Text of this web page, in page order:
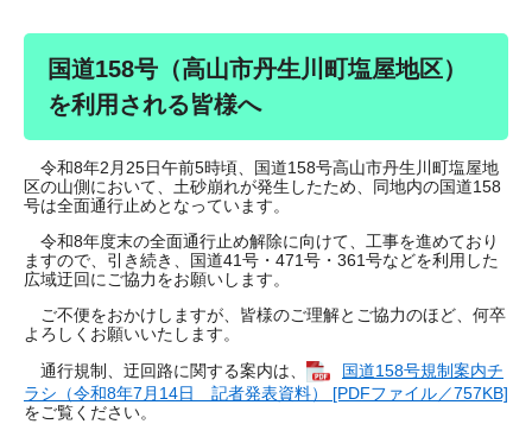
国道158号（高山市丹生川町塩屋地区）
を利用される皆様へ
令和8年2月25日午前5時頃、国道158号高山市丹生川町塩屋地
区の山側において、土砂崩れが発生したため、同地内の国道158
号は全面通行止めとなっています。
令和8年度末の全面通行止め解除に向けて、工事を進めており
ますので、引き続き、国道41号・471号・361号などを利用した
広域迂回にご協力をお願いします。
ご不便をおかけしますが、皆様のご理解とご協力のほど、何卒
よろしくお願いいたします。
通行規制、迂回路に関する案内は、
国道158号規制案内チ
ラシ（令和8年7月14日 記者発表資料） [PDFファイル／757KB]
をご覧ください。